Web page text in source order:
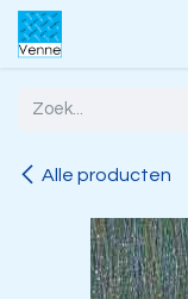
Overslaan naar inhoud
Alle producten